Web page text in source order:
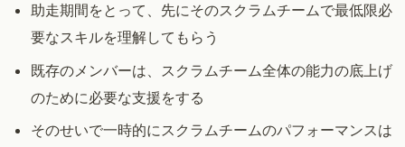
助走期間をとって、先にそのスクラムチームで最低限必
要なスキルを理解してもらう
既存のメンバーは、スクラムチーム全体の能力の底上げ
のために必要な支援をする
そのせいで一時的にスクラムチームのパフォーマンスは